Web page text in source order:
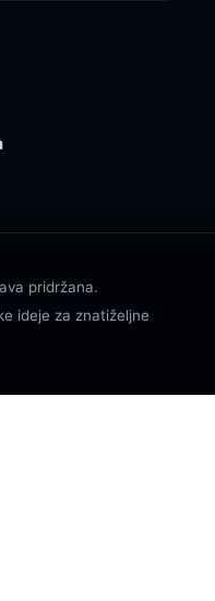
pridržana.
ideje za znatiželjne